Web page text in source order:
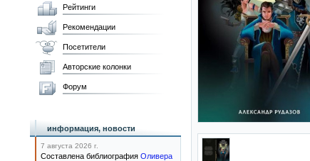
Рейтинги
Рекомендации
Посетители
Авторские колонки
Форум
информация, новости
7 августа 2026 г.
Составлена библиография Оливера